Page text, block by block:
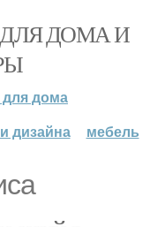
ДЛЯ ДОМА И
дома
дизайна мебель